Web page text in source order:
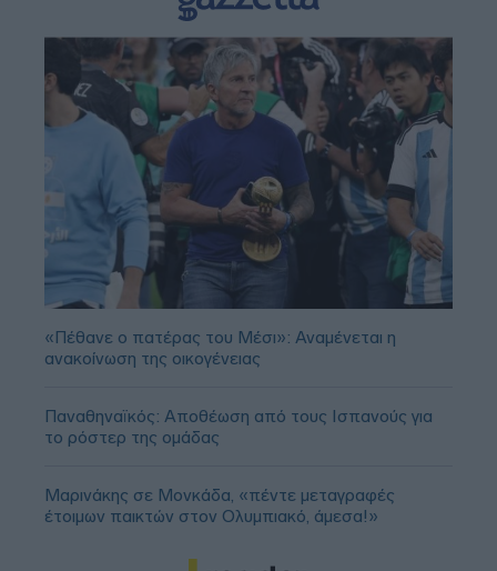
«Πέθανε ο πατέρας του Μέσι»: Αναμένεται η
ανακοίνωση της οικογένειας
Παναθηναϊκός: Αποθέωση από τους Ισπανούς για
το ρόστερ της ομάδας
Μαρινάκης σε Μονκάδα, «πέντε μεταγραφές
έτοιμων παικτών στον Ολυμπιακό, άμεσα!»